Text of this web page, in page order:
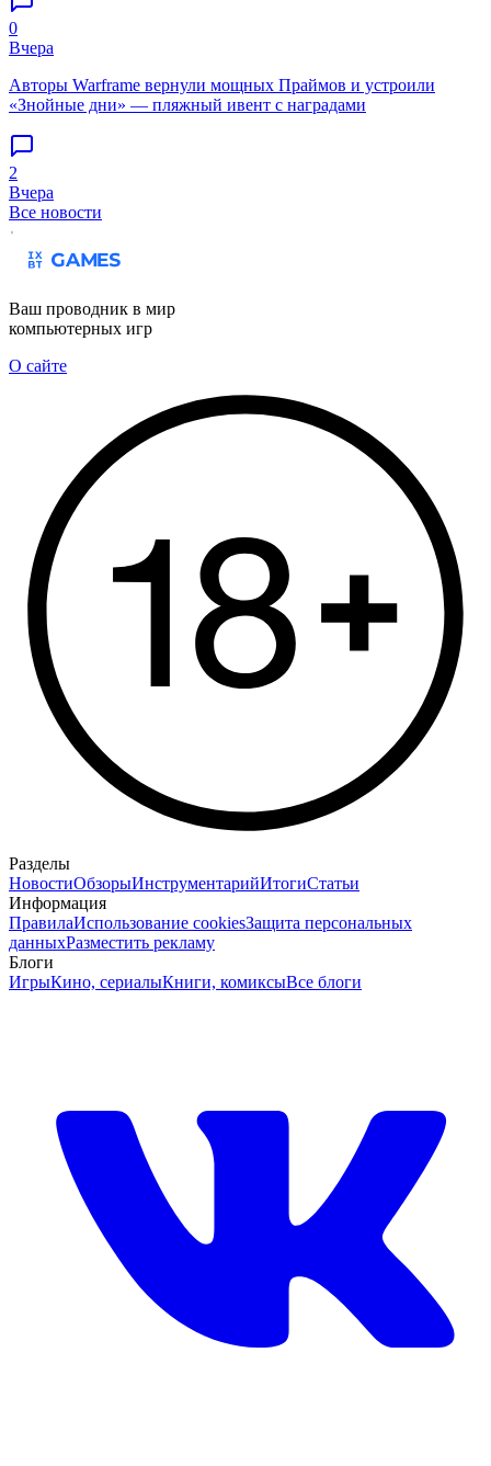
0
Вчера
Авторы Warframe вернули мощных Праймов и устроили
«Знойные дни» — пляжный ивент с наградами
2
Вчера
Все новости
Ваш проводник в мир
компьютерных игр
О сайте
Разделы
НовостиОбзорыИнструментарийИтогиСтатьи
Информация
ПравилаИспользование cookiesЗащита персональных
данныхРазместить рекламу
Блоги
ИгрыКино, сериалыКниги, комиксыВсе блоги